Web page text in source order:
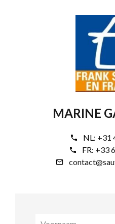
MARINE
NL: +31
FR: +33